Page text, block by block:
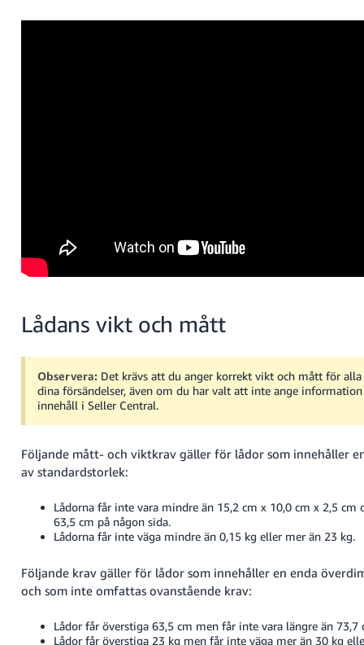
Lådans vikt och mått
Observera: Det krävs att du anger korrekt vikt och mått för
dina försändelser, även om du har valt att inte ange
innehåll i Seller Central.
Följande mått- och viktkrav gäller för lådor som innehåller
av standardstorlek:
Lådorna får inte vara mindre än 15,2 cm x 10,0 cm x 2,5 cm
63,5 cm på någon sida.
Lådorna får inte väga mindre än 0,15 kg eller mer än 23 kg.
Följande krav gäller för lådor som innehåller en enda
och som inte omfattas ovanstående krav:
Lådor får överstiga 63,5 cm men får inte vara längre än 73,7
Lådor får överstiga 23 kg men får inte väga mer än 30 kg